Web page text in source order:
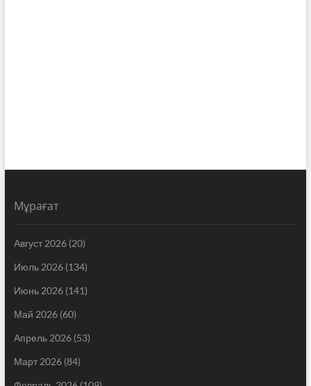
Мұрағат
Август 2026(20)
Июль 2026(134)
Июнь 2026(141)
Май 2026(60)
Апрель 2026(53)
Март 2026(84)